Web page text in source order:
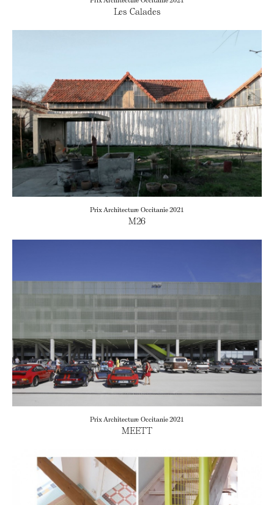
Les Calades
Prix Architecture Occitanie 2021
M26
Prix Architecture Occitanie 2021
MEETT